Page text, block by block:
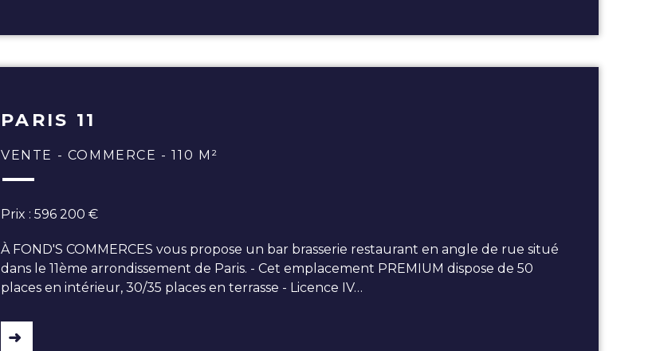
PARIS 11
VENTE - COMMERCE - 110 M²
Prix : 596 200 €
À FOND'S COMMERCES vous propose un bar brasserie restaurant en angle de rue situé
dans le 11ème arrondissement de Paris. - Cet emplacement PREMIUM dispose de 50
places en intérieur, 30/35 places en terrasse - Licence IV…